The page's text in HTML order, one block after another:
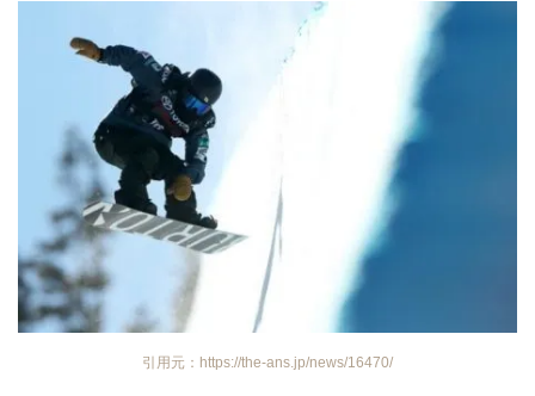
引用元：https://the-ans.jp/news/16470/